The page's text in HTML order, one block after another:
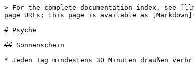
> For the complete documentation index, see
page URLs; this page is available as
# Psyche
## Sonnenschein
* Jeden Tag mindestens 30 Minuten draußen